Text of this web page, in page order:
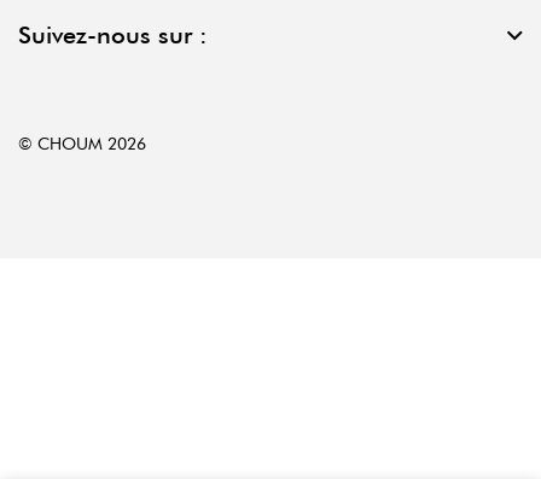
Suivez-nous sur :
© CHOUM 2026